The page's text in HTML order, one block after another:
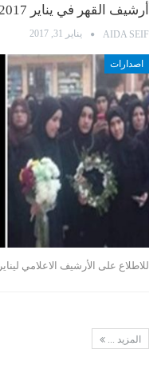
أرشيف القهر في يناير 2017
AIDA SEIF يناير 31, 2017
اصدارات
للاطلاع على الأرشيف الاعلامي ليناير 2017 كاملا اضغط هنا
المزيد ...